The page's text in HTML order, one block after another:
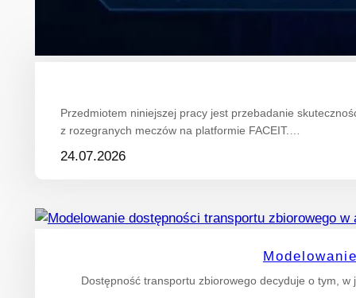
Przedmiotem niniejszej pracy jest przebadanie
z rozegranych meczów na platformie FACEIT.…
24.07.2026
Dostępność transportu zbiorowego decyduje o tym,